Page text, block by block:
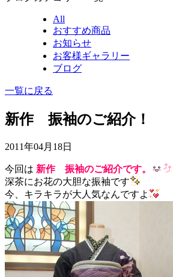
All
おすすめ商品
お知らせ
お客様ギャラリー
ブログ
一覧に戻る
新作 振袖のご紹介！
2011年04月18日
今回は 新作 振袖のご紹介です。
深茶にお花の大胆な振袖です
今、キラキラが大人気なんですよ